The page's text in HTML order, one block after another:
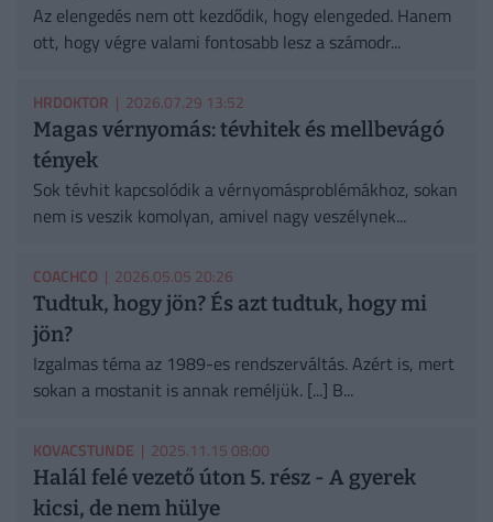
Az elengedés nem ott kezdődik, hogy elengeded. Hanem
ott, hogy végre valami fontosabb lesz a számodr...
HRDOKTOR | 2026.07.29 13:52
Magas vérnyomás: tévhitek és mellbevágó
tények
Sok tévhit kapcsolódik a vérnyomásproblémákhoz, sokan
nem is veszik komolyan, amivel nagy veszélynek...
COACHCO | 2026.05.05 20:26
Tudtuk, hogy jön? És azt tudtuk, hogy mi
jön?
Izgalmas téma az 1989-es rendszerváltás. Azért is, mert
sokan a mostanit is annak reméljük. [...] B...
KOVACSTUNDE | 2025.11.15 08:00
Halál felé vezető úton 5. rész - A gyerek
kicsi, de nem hülye